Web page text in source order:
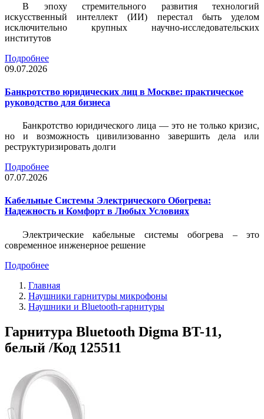
В эпоху стремительного развития технологий
искусственный интеллект (ИИ) перестал быть уделом
исключительно крупных научно-исследовательских
институтов
Подробнее
09.07.2026
Банкротство юридических лиц в Москве: практическое
руководство для бизнеса
Банкротство юридического лица — это не только кризис,
но и возможность цивилизованно завершить дела или
реструктуризировать долги
Подробнее
07.07.2026
Кабельные Системы Электрического Обогрева:
Надежность и Комфорт в Любых Условиях
Электрические кабельные системы обогрева – это
современное инженерное решение
Подробнее
Главная
Наушники гарнитуры микрофоны
Наушники и Bluetooth-гарнитуры
Гарнитура Bluetooth Digma BT-11,
белый /Код 125511